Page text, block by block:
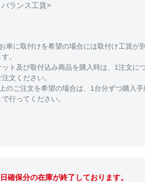
ランス工賃>
車に取付けを希望の場合には取付け工賃が
。
ット及び取付込み商品を購入時は、1注文に
文ください。
のご注文を希望の場合は、1台分ずつ購入手
行ってください。
確保分の在庫が終了しております。